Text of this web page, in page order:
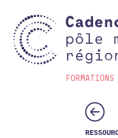
FORMATIONS